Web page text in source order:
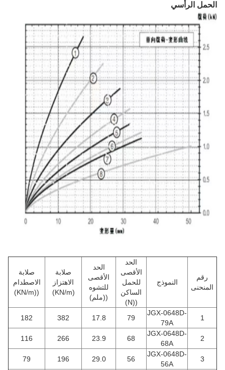
الحمل الرأسي
رقم
المنحنى
النموذج
الحد
الأقصى
للحمل
الساكن
((N)
الحد
الأقصى
للتشوه
((ملم)
صلابة
الاهتزاز
صلابة
الاصطدام
((KN/m)
JGX-0648D-
79A
79
17.8
382
182
2
JGX-0648D-
68A
68
23.9
266
116
3
JGX-0648D-
56A
56
29.0
196
79